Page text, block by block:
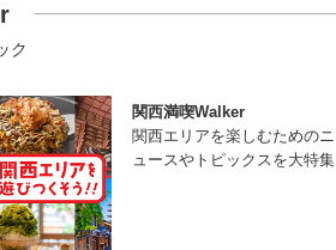
ク
関西満喫Walker
関西エリアを楽しむためのニ
ュースやトピックスを大特集